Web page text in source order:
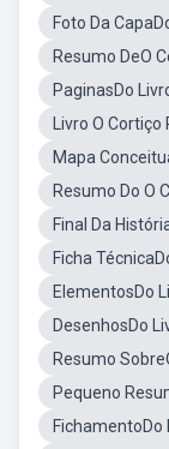
Foto Da
Resumo DeO
PaginasDo
Livro O
Mapa
Resumo Do O
Final Da
Ficha
ElementosDo
DesenhosDo
Resumo
Pequeno
FichamentoDo